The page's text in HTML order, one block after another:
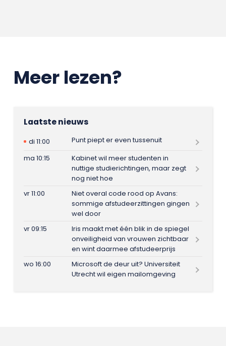
Meer lezen?
Laatste nieuws
di 11:00
Punt piept er even tussenuit
ma 10:15
Kabinet wil meer studenten in
nuttige studierichtingen, maar zegt
nog niet hoe
vr 11:00
Niet overal code rood op Avans:
sommige afstudeerzittingen gingen
wel door
vr 09:15
Iris maakt met één blik in de spiegel
onveiligheid van vrouwen zichtbaar
en wint daarmee afstudeerprijs
wo 16:00
Microsoft de deur uit? Universiteit
Utrecht wil eigen mailomgeving